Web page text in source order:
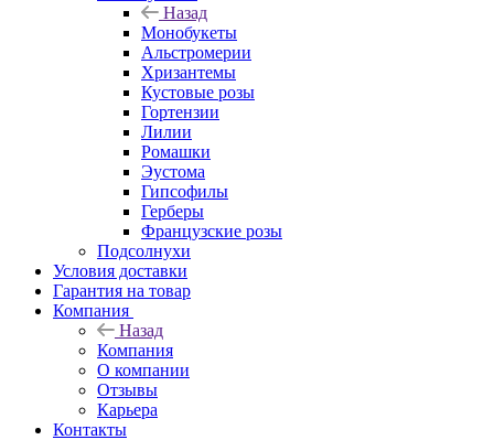
Назад
Монобукеты
Альстромерии
Хризантемы
Кустовые розы
Гортензии
Лилии
Ромашки
Эустома
Гипсофилы
Герберы
Французские розы
Подсолнухи
Условия доставки
Гарантия на товар
Компания
Назад
Компания
О компании
Отзывы
Карьера
Контакты